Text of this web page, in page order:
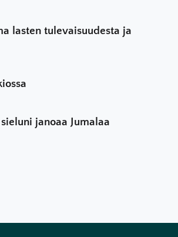
lasten tulevaisuudesta ja
janoaa Jumalaa